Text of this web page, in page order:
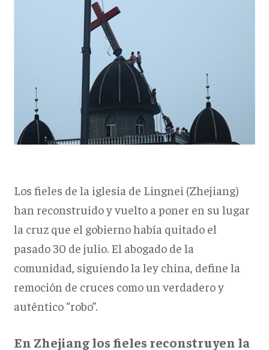
Los fieles de la iglesia de Lingnei (Zhejiang)
han reconstruido y vuelto a poner en su lugar
la cruz que el gobierno había quitado el
pasado 30 de julio. El abogado de la
comunidad, siguiendo la ley china, define la
remoción de cruces como un verdadero y
auténtico “robo”.
En Zhejiang los fieles reconstruyen la